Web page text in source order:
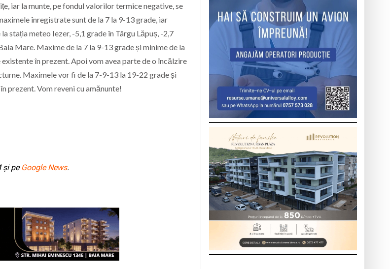
iar la munte, pe fondul valorilor termice negative, se
înregistrate sunt de la 7 la 9-13 grade, iar
stația meteo Iezer, -5,1 grade în Târgu Lăpuș, -2,7
Mare. Maxime de la 7 la 9-13 grade și minime de la
în prezent. Apoi vom avea parte de o încălzire
Maximele vor fi de la 7-9-13 la 19-22 grade și
prezent. Vom reveni cu amănunte!
și pe Google News.